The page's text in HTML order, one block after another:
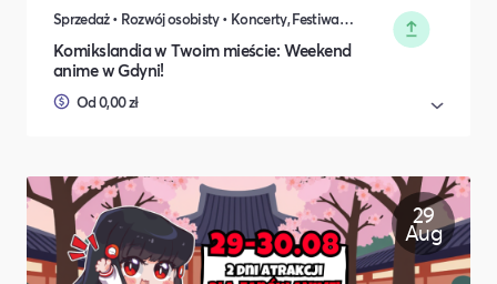
Sprzedaż • Rozwój osobisty • Koncerty, Festiwale, Rozrywka • DIY, Majsterkowanie, Hobby • Rodzina i relacje międzyludzkie
Komikslandia w Twoim mieście: Weekend
anime w Gdyni!
Od 0,00 zł
29
Aug